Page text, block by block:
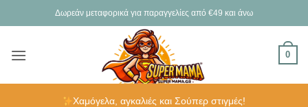
στο
Δωρεάν μεταφορικά για παραγγελίες από €49 και άνω
0
Χαμόγελα, αγκαλιές και Σούπερ στιγμές!